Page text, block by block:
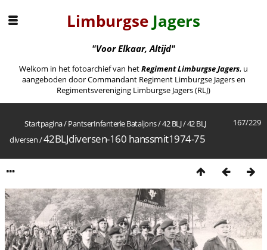
Limburgse Jagers
"Voor Elkaar, Altijd"
Welkom in het fotoarchief van hetRegiment Limburgse Jagers, u
aangeboden door Commandant Regiment Limburgse Jagers en
Regimentsvereniging Limburgse Jagers (RLJ)
167/229
Startpagina/PantserInfanterie Bataljons/42 BLJ/42 BLJ
diversen/42BLJdiversen-160 hanssmit1974-75